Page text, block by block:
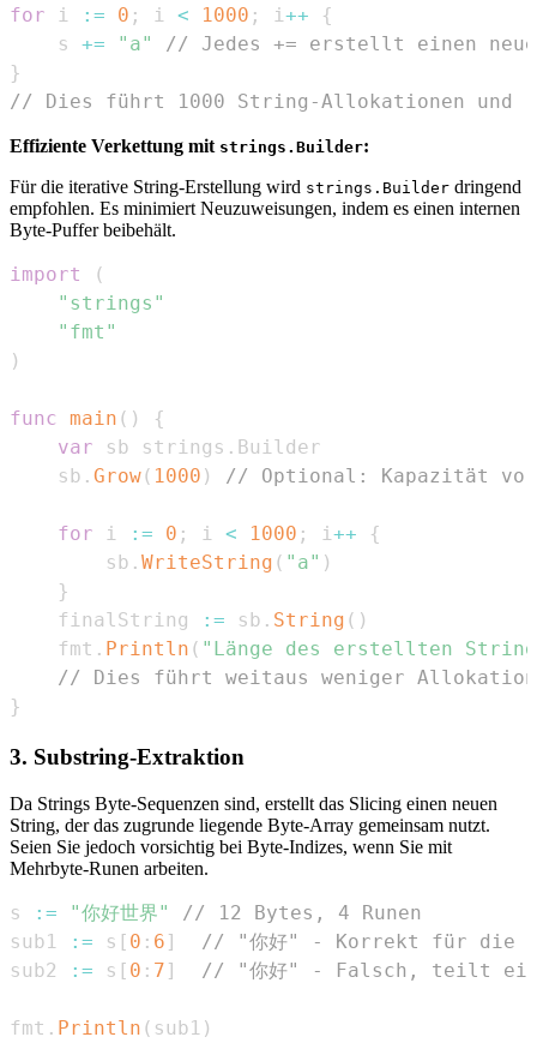
for i := 0 ; i < 1000 ; i++
{
	s
+= "a"
// Jedes += erstellt einen
}
// Dies führt 1000 String-Allokationen und -
Effiziente Verkettung mit strings.Builder:
Für die iterative String-Erstellung wird strings.Builder dringend
empfohlen. Es minimiert Neuzuweisungen, indem es einen internen
Byte-Puffer beibehält.
import
(
"strings"
"fmt"
)
func main ( )
{
var sb strings .
	sb
. Grow( 1000 ) // Optional: Kapazität
for i := 0 ; i < 1000 ; i++
{
		sb
. WriteString ( "a" )
}
	finalString
:= sb . String ( )
	fmt
. Println ( "Länge des erstellten
// Dies führt weitaus weniger
}
3. Substring-Extraktion
Da Strings Byte-Sequenzen sind, erstellt das Slicing einen neuen
String, der das zugrunde liegende Byte-Array gemeinsam nutzt.
Seien Sie jedoch vorsichtig bei Byte-Indizes, wenn Sie mit
Mehrbyte-Runen arbeiten.
s := "你好世界"
// 12 Bytes, 4 Runen
sub1
:= s [ 0 : 6 ]
// "你好" - Korrekt für die
sub2
:= s [ 0 : 7 ] // "你好" - Falsch, teilt eine
fmt . Println ( sub1 )